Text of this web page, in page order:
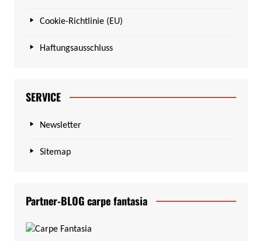
Cookie-Richtlinie (EU)
Haftungsausschluss
SERVICE
Newsletter
Sitemap
Partner-BLOG carpe fantasia